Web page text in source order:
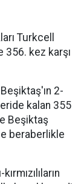
Turkcell
kez karşı
2-
kalan 355
Beşiktaş
beraberlikle